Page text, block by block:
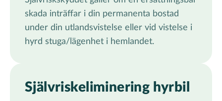
skada inträffar i din permanenta bostad
under din utlandsvistelse eller vid vistelse i
hyrd stuga/lägenhet i hemlandet.
Självriskeliminering hyrbil